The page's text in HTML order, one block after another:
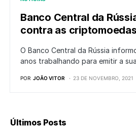
Banco Central da
contra as criptomoedas
O Banco Central da Rússia
anos trabalhando para emitir a
POR JOÃO VITOR 23 DE NOVEMBRO, 2021
Últimos Posts